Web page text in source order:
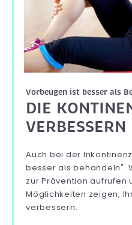
Vorbeugen ist besser als
DIE
VERBESSERN
Auch bei der
besser als behandeln".
zur Prävention aufrufen
Möglichkeiten zeigen,
verbessern.